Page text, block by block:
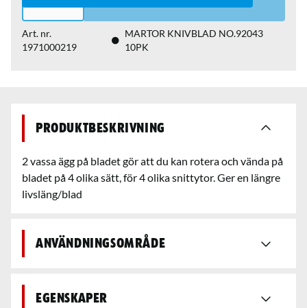
Art. nr.
1971000219
MARTOR KNIVBLAD NO.92043
10PK
Produktbeskrivning
2 vassa ägg på bladet gör att du kan rotera och vända på
bladet på 4 olika sätt, för 4 olika snittytor. Ger en längre
livsläng/blad
Användningsområde
Egenskaper